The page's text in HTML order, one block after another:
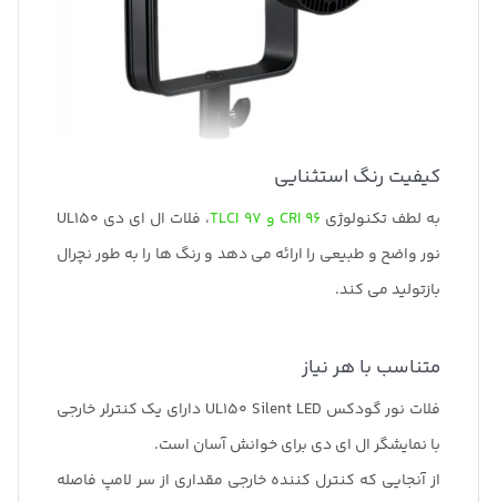
کیفیت رنگ استثنایی
به لطف تکنولوژیCRI 96 و TLCI 97
، فلات ال ای دی UL150
نور واضح و طبیعی را ارائه می دهد و رنگ ها را به طور نچرال
بازتولید می کند.
متناسب با هر نیاز
فلات نور گودکس UL150 Silent LED دارای یک کنترلر خارجی
با نمایشگر ال ای دی برای خوانش آسان است.
از آنجایی که کنترل کننده خارجی مقداری از سر لامپ فاصله